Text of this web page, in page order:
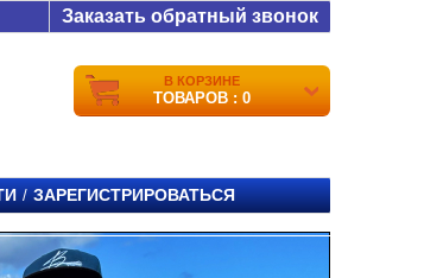
Заказать обратный звонок
В КОРЗИНЕ
ТОВАРОВ : 0
/ ЗАРЕГИСТРИРОВАТЬСЯ